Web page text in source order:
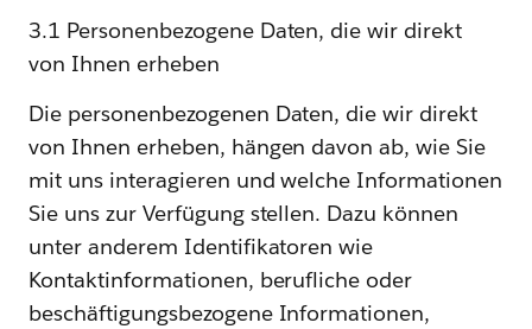
3.1 Personenbezogene Daten, die wir direkt
von Ihnen erheben
Die personenbezogenen Daten, die wir direkt
von Ihnen erheben, hängen davon ab, wie Sie
mit uns interagieren und welche Informationen
Sie uns zur Verfügung stellen. Dazu können
unter anderem Identifikatoren wie
Kontaktinformationen, berufliche oder
beschäftigungsbezogene Informationen,